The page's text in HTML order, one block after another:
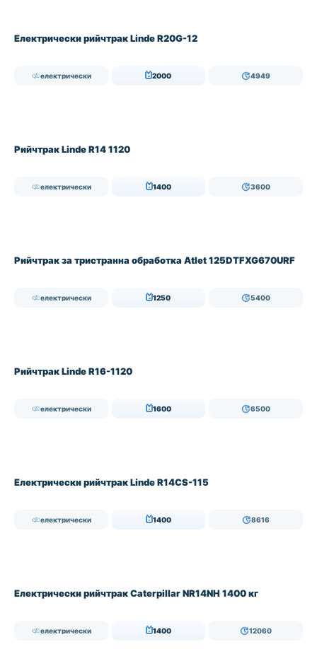
Електрически рийчтрак Linde R20G-12
електрически 2000 4949
Рийчтрак Linde R14 1120
електрически 1400 3600
Рийчтрак за тристранна обработка Atlet 125DTFXG670URF
електрически 1250 5400
Рийчтрак Linde R16-1120
електрически 1600 6500
Електрически рийчтрак Linde R14CS-115
електрически 1400 8616
Електрически рийчтрак Caterpillar NR14NH 1400 кг
електрически 1400 12060